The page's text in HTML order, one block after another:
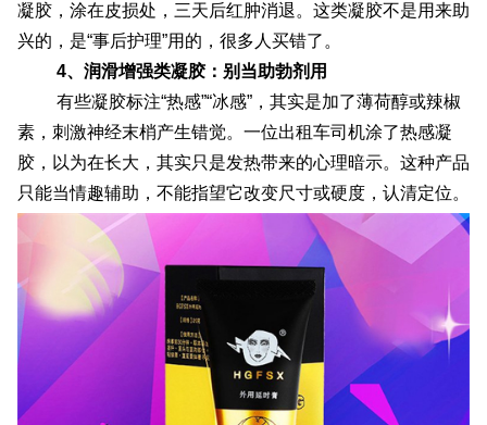
凝胶，涂在皮损处，三天后红肿消退。这类凝胶不是用来助
兴的，是“事后护理”用的，很多人买错了。
4、润滑增强类凝胶：别当助勃剂用
有些凝胶标注“热感”“冰感”，其实是加了薄荷醇或辣椒
素，刺激神经末梢产生错觉。一位出租车司机涂了热感凝
胶，以为在长大，其实只是发热带来的心理暗示。这种产品
只能当情趣辅助，不能指望它改变尺寸或硬度，认清定位。